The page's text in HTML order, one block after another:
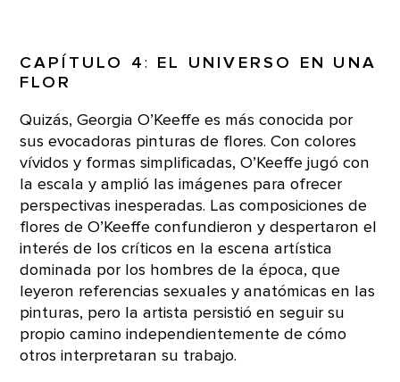
CAPÍTULO 4: EL UNIVERSO EN UNA
FLOR
Quizás, Georgia O’Keeffe es más conocida por
sus evocadoras pinturas de flores. Con colores
vívidos y formas simplificadas, O’Keeffe jugó con
la escala y amplió las imágenes para ofrecer
perspectivas inesperadas. Las composiciones de
flores de O’Keeffe confundieron y despertaron el
interés de los críticos en la escena artística
dominada por los hombres de la época, que
leyeron referencias sexuales y anatómicas en las
pinturas, pero la artista persistió en seguir su
propio camino independientemente de cómo
otros interpretaran su trabajo.